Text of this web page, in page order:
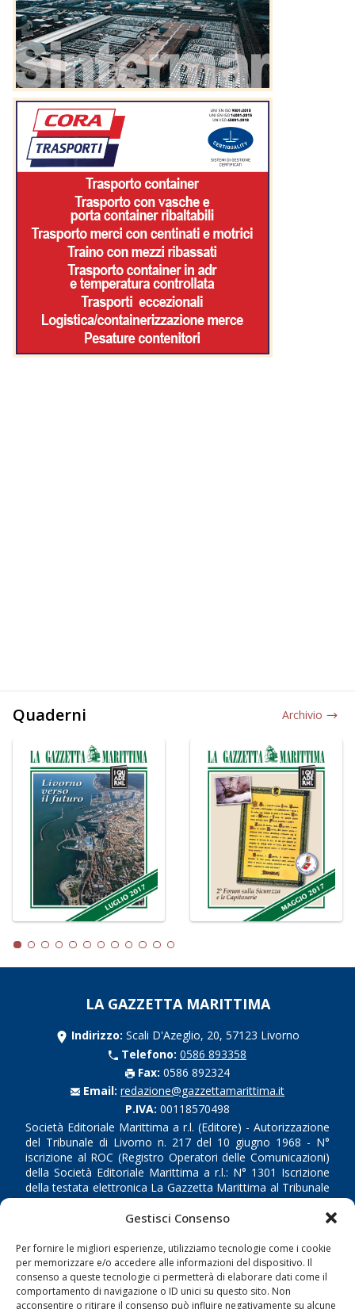
Gestisci Consenso
Per fornire le migliori esperienze, utilizziamo tecnologie come i cookie
per memorizzare e/o accedere alle informazioni del dispositivo. Il
consenso a queste tecnologie ci permetterà di elaborare dati come il
comportamento di navigazione o ID unici su questo sito. Non
acconsentire o ritirare il consenso può influire negativamente su alcune
Quaderni Archivio
LA GAZZETTA MARITTIMA
Indirizzo: Scali D'Azeglio, 20, 57123 Livorno
Telefono: 0586 893358
Fax: 0586 892324
Email: redazione@gazzettamarittima.it
P.IVA: 00118570498
Società Editoriale Marittima a r.l. (Editore) - Autorizzazione
del Tribunale di Livorno n. 217 del 10 giugno 1968 - N°
iscrizione al ROC (Registro Operatori delle Comunicazioni)
della Società Editoriale Marittima a r.l.: N° 1301 Iscrizione
della testata elettronica La Gazzetta Marittima al Tribunale
di Livorno del 15/09/2010.
Shipping
Porti/Interporti